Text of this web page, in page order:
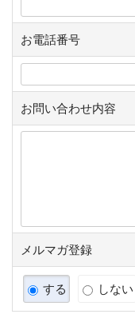
お電話番号
お問い合わせ内容
メルマガ登録
する しない